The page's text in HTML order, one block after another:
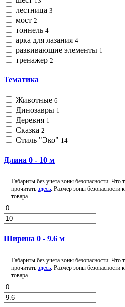
лестница 3
мост 2
тоннель 4
арка для лазания 4
развивающие элементы 1
тренажер 2
Тематика
Животные 6
Динозавры 1
Деревня 1
Сказка 2
Стиль "Эко" 14
Длина 0 - 10 м
Габариты без учета зоны безопасности. Что
прочитать здесь. Размер зоны безопасности
товара.
Ширина 0 - 9.6 м
Габариты без учета зоны безопасности. Что
прочитать здесь . Размер зоны безопасности
товара.